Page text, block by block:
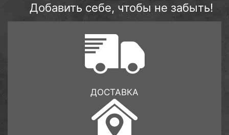
Добавить себе, чтобы не забыть!
ДОСТАВКА